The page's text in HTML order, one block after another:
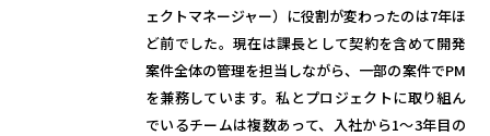
ェクトマネージャー）に役割が変わったのは7年ほ
ど前でした。現在は課長として契約を含めて開発
案件全体の管理を担当しながら、一部の案件でPM
を兼務しています。私とプロジェクトに取り組ん
でいるチームは複数あって、入社から1～3年目の